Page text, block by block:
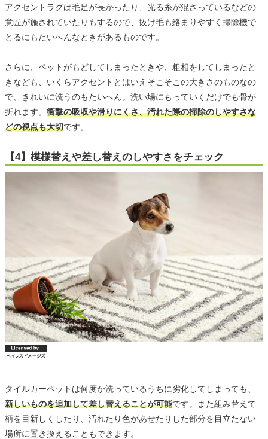
アクセントラグは毛足が長かったり、光る糸が混ざっているなどの
意匠が施されていたりもするので、抜け毛も絡まりやすく掃除機で
とるにもたいへんなときがあるものです。
さらに、ペットがもどしてしまったときや、粗相をしてしまったと
きなども、いくらアクセントとはいえそこそこの大きさのものなの
で、きれいに洗うのもたいへん。洗い場にもっていくだけでも骨が
折れます。 衝撃の吸収や滑りにくさ、汚れた際の掃除のしやすさな
どの視点も大切です。
【4】模様替えや差し替えのしやすさをチェック
タイルカーペットは何度か洗っているうちに劣化してしまっても、
新しいものを追加して差し替えることが可能です。また組み替えて
柄を目新しくしたり、汚れたり色があせたりした部分を目立たない
場所に置き換えることもできます。